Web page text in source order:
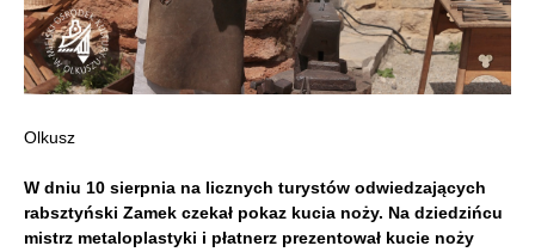
Olkusz
W dniu 10 sierpnia na licznych turystów odwiedzających
rabsztyński Zamek czekał pokaz kucia noży. Na dziedzińcu
mistrz metaloplastyki i płatnerz prezentował kucie noży